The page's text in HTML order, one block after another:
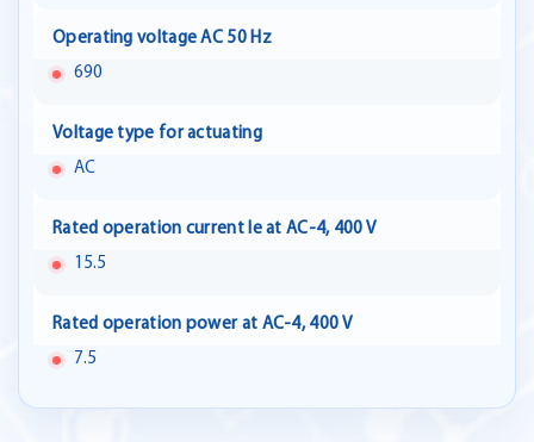
Operating voltage AC 50 Hz
690
Voltage type for actuating
AC
Rated operation current Ie at AC-4, 400 V
15.5
Rated operation power at AC-4, 400 V
7.5